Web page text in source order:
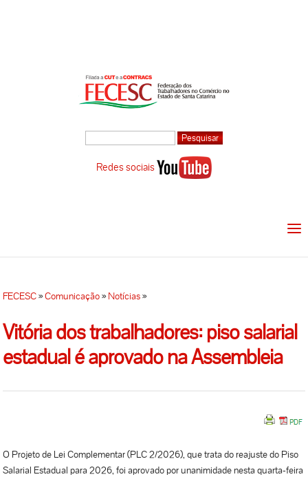
Redes sociais
FECESC»Comunicação»Notícias»
Vitória dos trabalhadores: piso salarial
estadual é aprovado na Assembleia
O Projeto de Lei Complementar (PLC 2/2026), que trata do reajuste do Piso
Salarial Estadual para 2026, foi aprovado por unanimidade nesta quarta-feira